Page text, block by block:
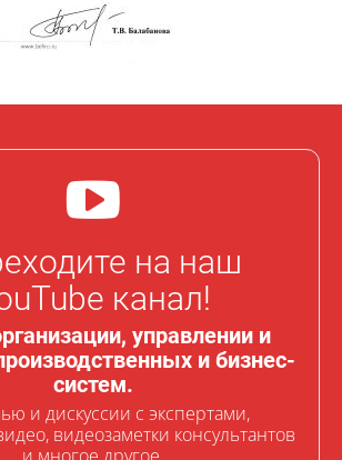
на наш
канал!
управлении и
и бизнес-
систем.
и дискуссии с экспертами,
видеозаметки консультантов